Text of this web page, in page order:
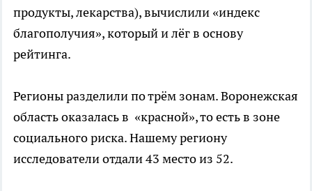
продукты, лекарства), вычислили «индекс
благополучия», который и лёг в основу
рейтинга.
Регионы разделили по трём зонам. Воронежская
область оказалась в «красной», то есть в зоне
социального риска. Нашему региону
исследователи отдали 43 место из 52.